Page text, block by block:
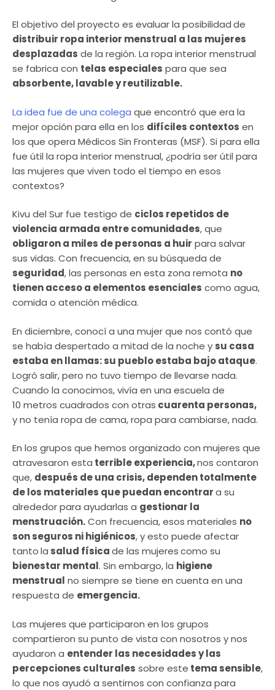
El objetivo del proyecto es evaluar la posibilidadde
distribuir ropa interior menstrual a las mujeres
desplazadas de la región. La ropa interior menstrual
se fabrica con telas especiales para que sea
absorbente, lavable y reutilizable.
La idea fue de una colega que encontró que era la
mejor opción para ella en los difíciles contextos en
los que opera Médicos Sin Fronteras (MSF). Si para ella
fue útil la ropa interior menstrual, ¿podría ser útil para
las mujeres que viven todo el tiempo en esos
contextos?
Kivu del Sur fue testigo de ciclos repetidos de
violencia armada entre comunidades, que
obligaron a miles de personas a huir para salvar
sus vidas. Con frecuencia, en su búsqueda de
seguridad, las personas en esta zona remota no
tienen acceso a elementos esenciales como agua,
comida o atención médica.
En diciembre, conocí a una mujer que nos contó que
se había despertado a mitad de la noche y su casa
estaba en llamas: su pueblo estaba bajo ataque.
Logró salir, pero no tuvo tiempo de llevarse nada.
Cuando la conocimos, vivía en una escuela de
10 metros cuadrados con otras cuarenta personas,
y no tenía ropa de cama, ropa para cambiarse, nada.
En los grupos que hemos organizado con mujeres que
atravesaron esta terrible experiencia,nos contaron
que, después de una crisis, dependen totalmente
de los materiales que puedan encontrara su
alrededor para ayudarlas a gestionar la
menstruación.Con frecuencia, esos materiales no
son seguros ni higiénicos, y esto puede afectar
tantola salud físicade las mujerescomo su
bienestar mental. Sin embargo, la higiene
menstrual no siempre se tiene en cuenta en una
respuesta de emergencia.
Las mujeres que participaron en los grupos
compartieron su punto de vista con nosotros y nos
ayudaron a entender las necesidades y las
percepciones culturales sobre este tema sensible,
lo que nos ayudó a sentirnos con confianza para